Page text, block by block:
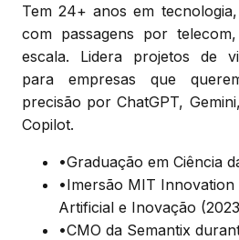
Tem 24+ anos em
com passagens por
escala. Lidera projetos de
para empresas que
precisão por ChatGPT,
Copilot.
•Graduação em Ciência
•Imersão MIT
Artificial e Inovação
•CMO da Semantix